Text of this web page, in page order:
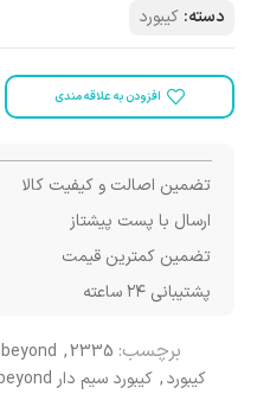
دسته: کیبورد
افزودن به علاقه مندی
تضمین اصالت و کیفیت کالا
ارسال با پست پیشتاز
تضمین کمترین قیمت
پشتیبانی ۲۴ ساعته
برچسب: 2335
,
beyond
کیبورد, کیبورد سیم دار beyond مدل 2335-فراسو